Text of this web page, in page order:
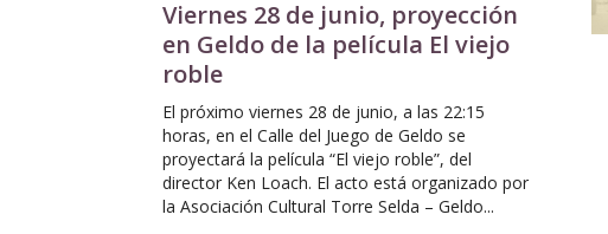
Viernes 28 de junio, proyección
en Geldo de la película El viejo
roble
El próximo viernes 28 de junio, a las 22:15
horas, en el Calle del Juego de Geldo se
proyectará la película “El viejo roble”, del
director Ken Loach. El acto está organizado por
la Asociación Cultural Torre Selda – Geldo...